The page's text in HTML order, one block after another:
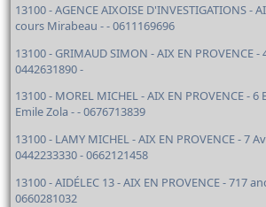
13100 - AGENCE AIXOISE D'INVESTIGATIONS -
cours Mirabeau - - 0611169696
13100 - GRIMAUD SIMON - AIX EN PROVENCE
0442631890 -
13100 - MOREL MICHEL - AIX EN PROVENCE -
Emile Zola - - 0676713839
13100 - LAMY MICHEL - AIX EN PROVENCE - 7
0442233330 - 0662121458
13100 - AIDÉLEC 13 - AIX EN PROVENCE - 717
0660281032